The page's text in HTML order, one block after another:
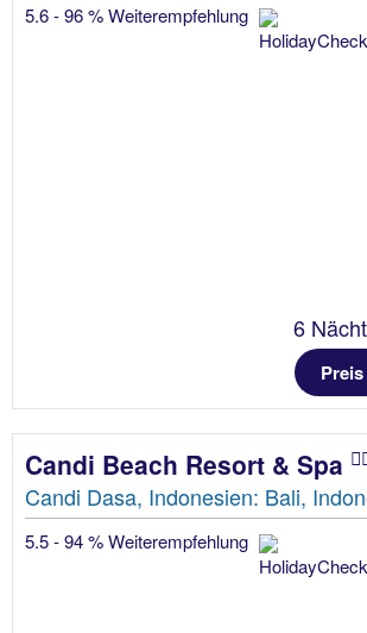
5.6 - 96 % Weiterempfehlung
6
Preis
Candi Beach Resort & Spa
Candi Dasa, Indonesien: Bali,
5.5 - 94 % Weiterempfehlung